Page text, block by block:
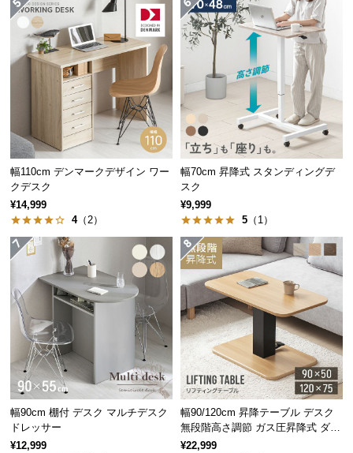
キ
ャ
ン
セ
い
て
保
証
に
つ
て
会
員
規
約
に
つ
い
て
シリーズで揃えてトータ
ルコーデ
同シリーズの家具で揃えることで空間に統一性
が生まれ、すっきりとまとまった印象のお部屋
になります。
デンマーク家具シリーズのラインナッ
プ
幅110cm デンマークデザイン ワー
クデスク
¥14,999
4（2）
幅70cm 昇降式 スタンディングデ
スク
¥9,999
5 （1）
幅90cm 棚付 デスク マルチデスク
ドレッサー
¥12,999
幅90/120cm 昇降テーブル デスク
無段階高さ調節 ガス圧昇降式 ダイ
ニング 高さ55~70cm
¥22,999